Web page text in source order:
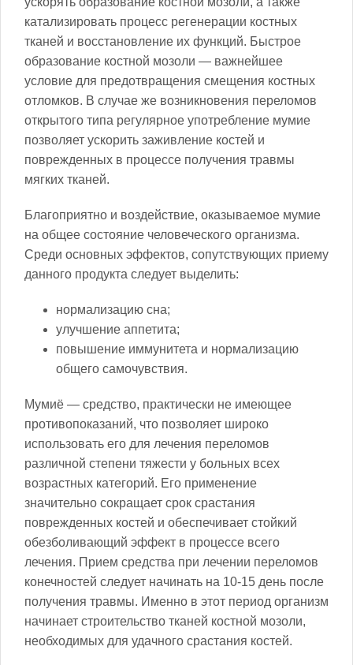
катализировать процесс регенерации костных
тканей и восстановление их функций. Быстрое
образование костной мозоли — важнейшее
условие для предотвращения смещения костных
отломков. В случае же возникновения переломов
открытого типа регулярное употребление мумие
позволяет ускорить заживление костей и
поврежденных в процессе получения травмы
мягких тканей.
Благоприятно и воздействие, оказываемое мумие
на общее состояние человеческого организма.
Среди основных эффектов, сопутствующих приему
данного продукта следует выделить:
нормализацию сна;
улучшение аппетита;
повышение иммунитета и нормализацию
общего самочувствия.
Мумиё — средство, практически не имеющее
противопоказаний, что позволяет широко
использовать его для лечения переломов
различной степени тяжести у больных всех
возрастных категорий. Его применение
значительно сокращает срок срастания
поврежденных костей и обеспечивает стойкий
обезболивающий эффект в процессе всего
лечения. Прием средства при лечении переломов
конечностей следует начинать на 10-15 день после
получения травмы. Именно в этот период организм
начинает строительство тканей костной мозоли,
необходимых для удачного срастания костей.